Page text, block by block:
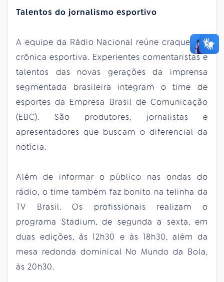
Talentos do jornalismo esportivo
A equipe da Rádio Nacional reúne craques da
crônica esportiva. Experientes comentaristas e
talentos das novas gerações da imprensa
segmentada brasileira integram o time de
esportes da Empresa Brasil de Comunicação
(EBC). São produtores, jornalistas e
apresentadores que buscam o diferencial da
notícia.
Além de informar o público nas ondas do
rádio, o time também faz bonito na telinha da
TV Brasil. Os profissionais realizam o
programa Stadium, de segunda a sexta, em
duas edições, às 12h30 e às 18h30, além da
mesa redonda dominical No Mundo da Bola,
às 20h30.